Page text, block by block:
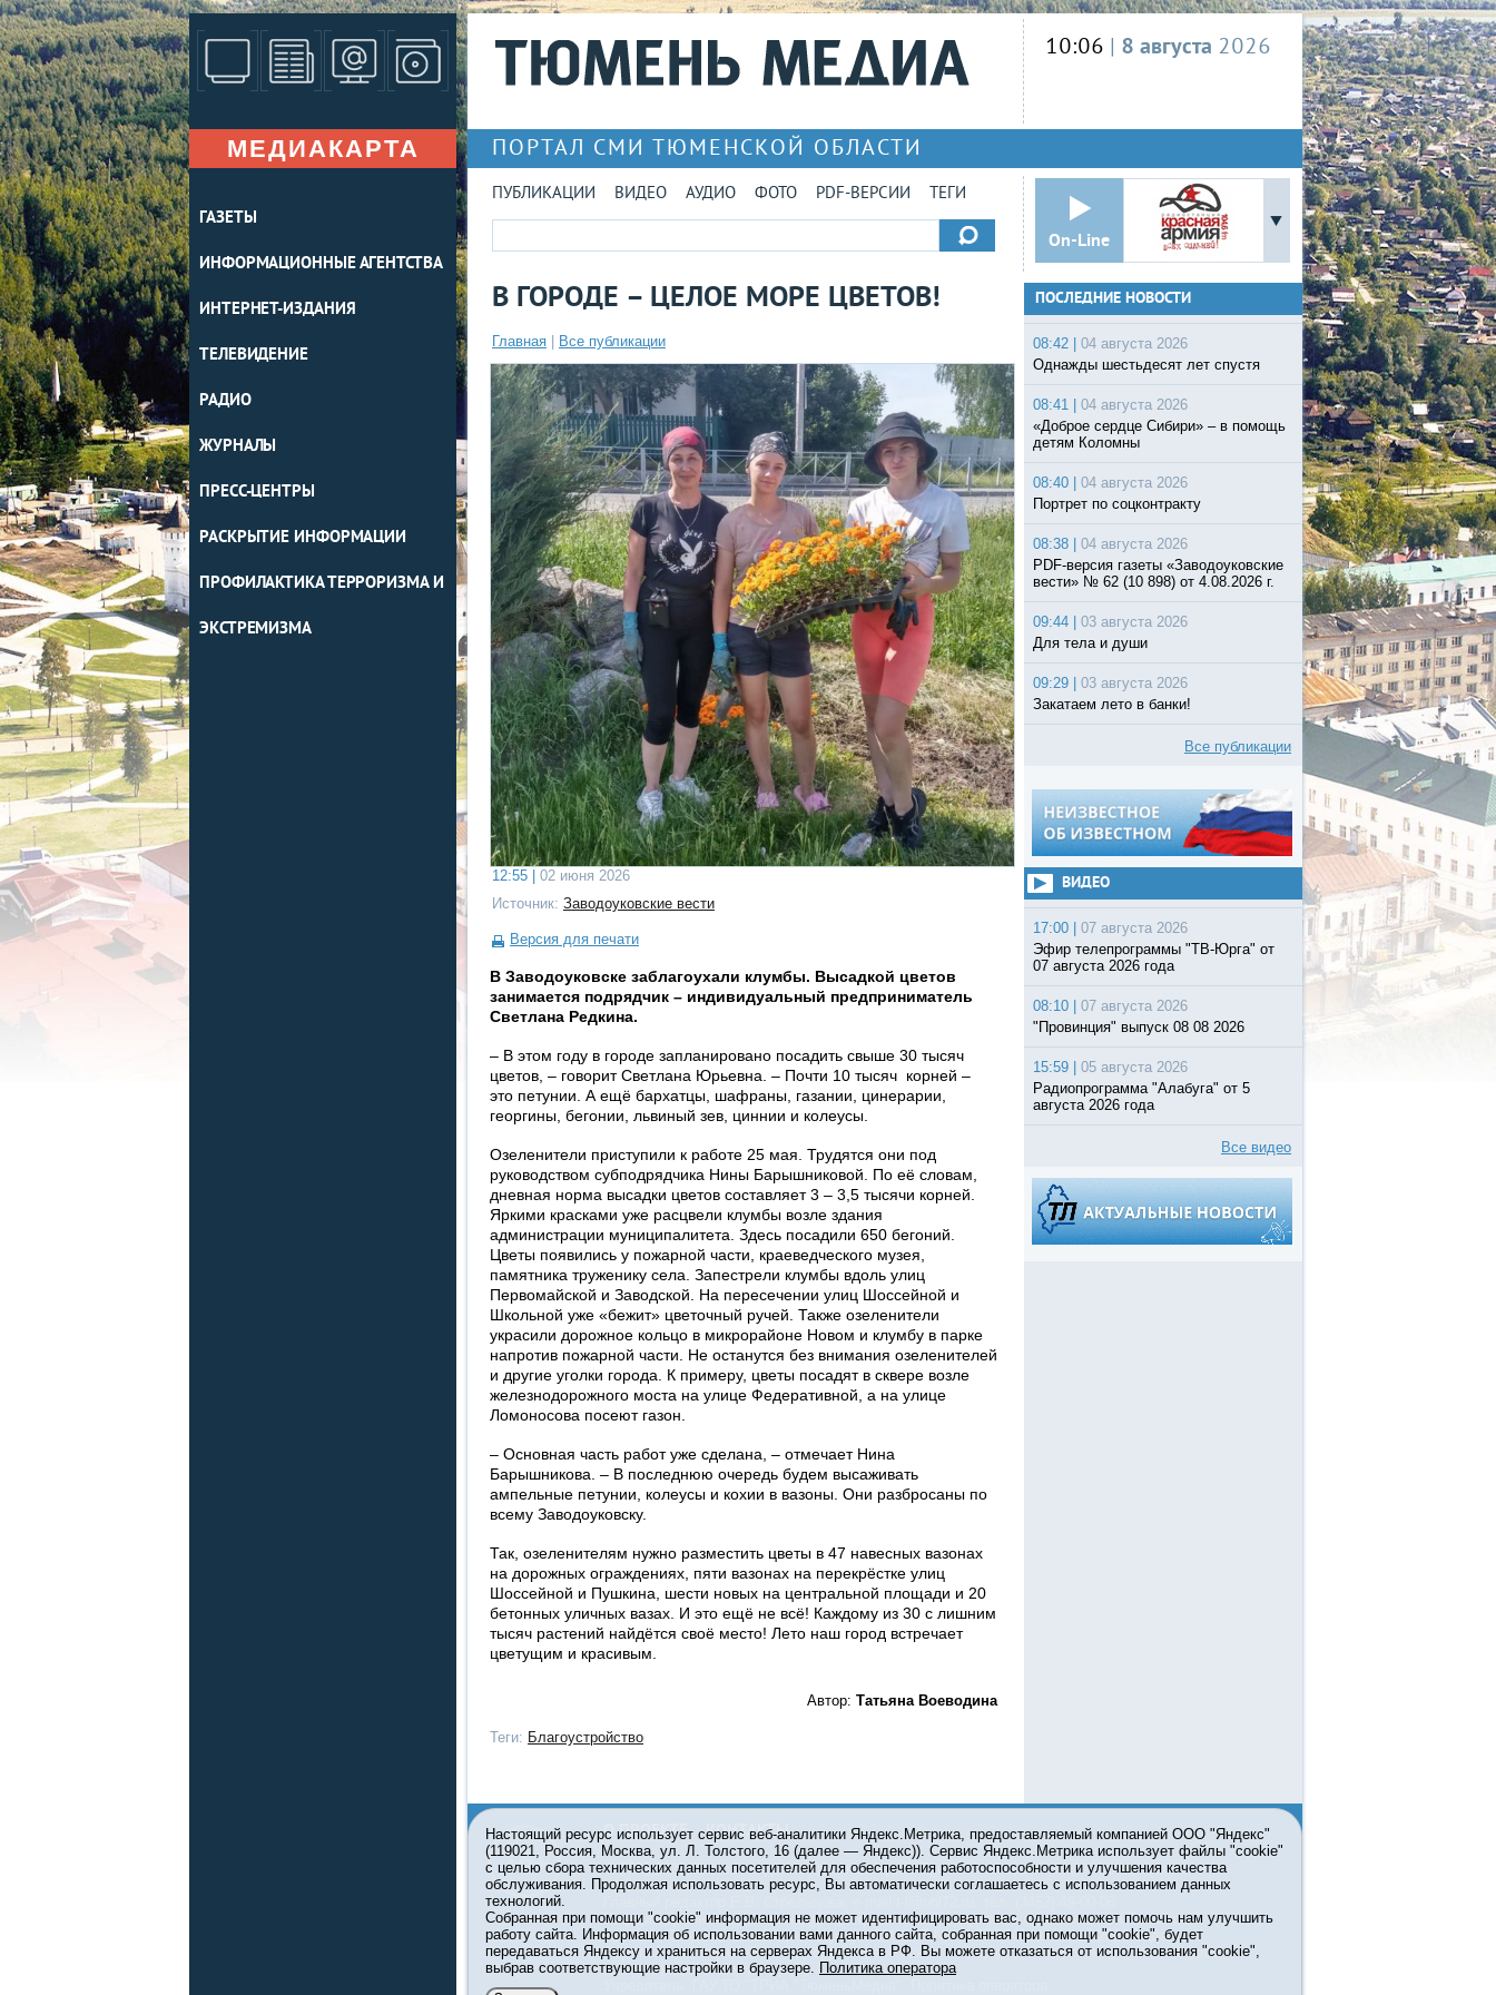
МЕДИАКАРТА
ГАЗЕТЫ
ИНФОРМАЦИОННЫЕ АГЕНТСТВА
ИНТЕРНЕТ-ИЗДАНИЯ
ТЕЛЕВИДЕНИЕ
РАДИО
ЖУРНАЛЫ
ПРЕСС-ЦЕНТРЫ
РАСКРЫТИЕ ИНФОРМАЦИИ
ПРОФИЛАКТИКА ТЕРРОРИЗМА И
ЭКСТРЕМИЗМА
10:06 | 8 августа 2026
ПОРТАЛ СМИ ТЮМЕНСКОЙ ОБЛАСТИ
ПУБЛИКАЦИИ ВИДЕО АУДИО ФОТО PDF-ВЕРСИИ ТЕГИ
On-Line
В ГОРОДЕ – ЦЕЛОЕ МОРЕ ЦВЕТОВ!
Главная Все публикации
12:55 |
02 июня 2026
Источник: Заводоуковские вести
Версия для печати
В Заводоуковске заблагоухали клумбы. Высадкой цветов
занимается подрядчик – индивидуальный предприниматель
Светлана Редкина.
– В этом году в городе запланировано посадить свыше 30 тысяч
цветов, – говорит Светлана Юрьевна. – Почти 10 тысяч корней –
это петунии. А ещё бархатцы, шафраны, газании, цинерарии,
георгины, бегонии, львиный зев, циннии и колеусы.
Озеленители приступили к работе 25 мая. Трудятся они под
руководством субподрядчика Нины Барышниковой. По её словам,
дневная норма высадки цветов составляет 3 – 3,5 тысячи корней.
Яркими красками уже расцвели клумбы возле здания
администрации муниципалитета. Здесь посадили 650 бегоний.
Цветы появились у пожарной части, краеведческого музея,
памятника труженику села. Запестрели клумбы вдоль улиц
Первомайской и Заводской. На пересечении улиц Шоссейной и
Школьной уже «бежит» цветочный ручей. Также озеленители
украсили дорожное кольцо в микрорайоне Новом и клумбу в парке
напротив пожарной части. Не останутся без внимания озеленителей
и другие уголки города. К примеру, цветы посадят в сквере возле
железнодорожного моста на улице Федеративной, а на улице
Ломоносова посеют газон.
– Основная часть работ уже сделана, – отмечает Нина
Барышникова. – В последнюю очередь будем высаживать
ампельные петунии, колеусы и кохии в вазоны. Они разбросаны по
всему Заводоуковску.
Так, озеленителям нужно разместить цветы в 47 навесных вазонах
на дорожных ограждениях, пяти вазонах на перекрёстке улиц
Шоссейной и Пушкина, шести новых на центральной площади и 20
бетонных уличных вазах. И это ещё не всё! Каждому из 30 с лишним
тысяч растений найдётся своё место! Лето наш город встречает
цветущим и красивым.
Автор: Татьяна Воеводина
Теги: Благоустройство
ПОСЛЕДНИЕ НОВОСТИ
08:42 |
04 августа 2026
Однажды шестьдесят лет спустя
08:41 |
04 августа 2026
«Доброе сердце Сибири» – в помощь
детям Коломны
08:40 |
04 августа 2026
Портрет по соцконтракту
08:38 |
04 августа 2026
PDF-версия газеты «Заводоуковские
вести» № 62 (10 898) от 4.08.2026 г.
09:44 |
03 августа 2026
Для тела и души
09:29 |
03 августа 2026
Закатаем лето в банки!
Все публикации
ВИДЕО
17:00 |
07 августа 2026
Эфир телепрограммы "ТВ-Юрга" от
07 августа 2026 года
08:10 |
07 августа 2026
"Провинция" выпуск 08 08 2026
15:59 |
05 августа 2026
Радиопрограмма "Алабуга" от 5
августа 2026 года
Все видео
О ПРОЕКТЕ КОНТАКТЫ
© 2001-2026 Сетевое издание Тюмень Медиа. При использовании материалов ссылка
обязательна.
Информационная лента выходит при финансовой поддержке правительства Тюменской
области. Свидетельство о регистрации СМИ ЭЛ №ФС 77-67413 от 13.10.2016 выдано
Федеральной службой по надзору в сфере связи, информационных технологий и массовых
коммуникаций (Роскомнадзор).
Настоящий ресурс использует сервис веб-аналитики Яндекс.Метрика, предоставляемый компанией ООО "Яндекс"
(119021, Россия, Москва, ул. Л. Толстого, 16 (далее — Яндекс)). Сервис Яндекс.Метрика использует файлы "cookie"
с целью сбора технических данных посетителей для обеспечения работоспособности и улучшения качества
обслуживания. Продолжая использовать ресурс, Вы автоматически соглашаетесь с использованием данных
технологий.
Собранная при помощи "cookie" информация не может идентифицировать вас, однако может помочь нам улучшить
работу сайта. Информация об использовании вами данного сайта, собранная при помощи "cookie", будет
передаваться Яндексу и храниться на серверах Яндекса в РФ. Вы можете отказаться от использования "cookie",
выбрав соответствующие настройки в браузере. Политика оператора